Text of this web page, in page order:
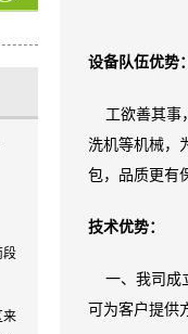
段
来
设备队伍优势：
工欲善其事
洗机等机械，
包，品质更有
技术优势：
一、 我司 成
可为客户提供